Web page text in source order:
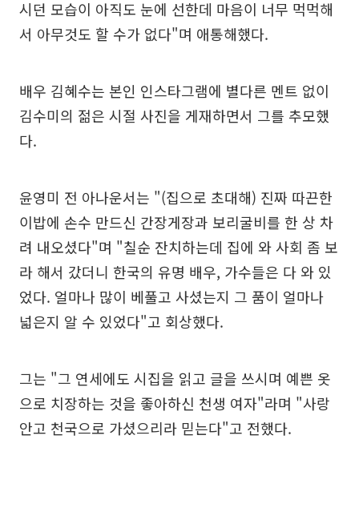
시던 모습이 아직도 눈에 선한데 마음이 너무 먹먹해
서 아무것도 할 수가 없다"며 애통해했다.
배우 김혜수는 본인 인스타그램에 별다른 멘트 없이
김수미의 젊은 시절 사진을 게재하면서 그를 추모했
다.
윤영미 전 아나운서는 "(집으로 초대해) 진짜 따끈한
이밥에 손수 만드신 간장게장과 보리굴비를 한 상 차
려 내오셨다"며 "칠순 잔치하는데 집에 와 사회 좀 보
라 해서 갔더니 한국의 유명 배우, 가수들은 다 와 있
었다. 얼마나 많이 베풀고 사셨는지 그 품이 얼마나
넓은지 알 수 있었다"고 회상했다.
그는 "그 연세에도 시집을 읽고 글을 쓰시며 예쁜 옷
으로 치장하는 것을 좋아하신 천생 여자"라며 "사랑
안고 천국으로 가셨으리라 믿는다"고 전했다.